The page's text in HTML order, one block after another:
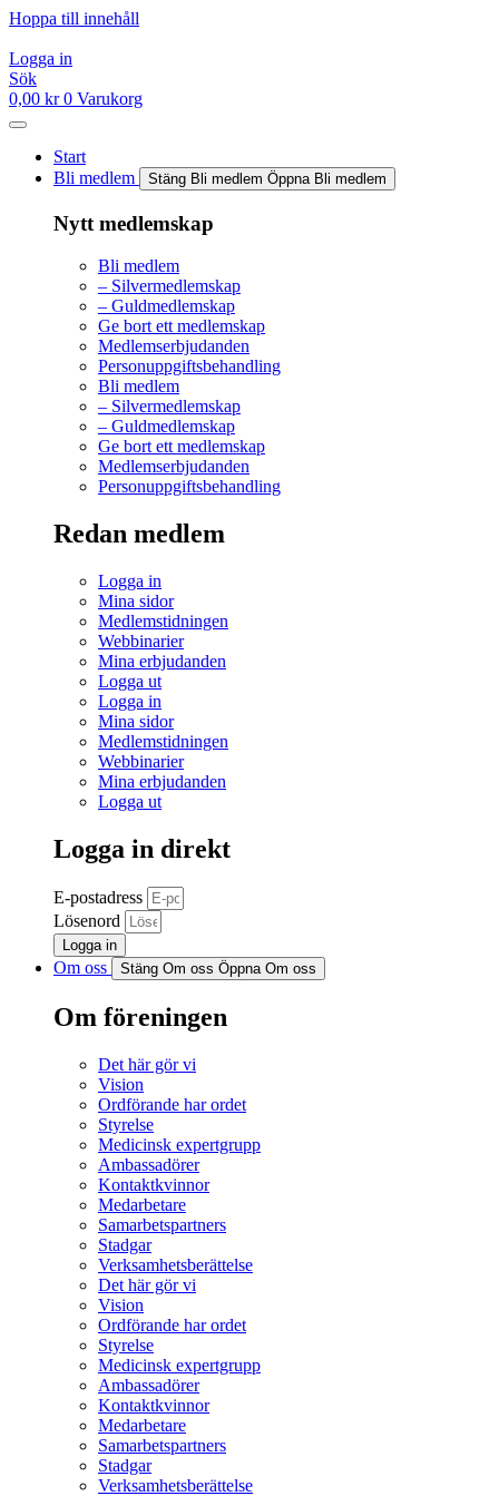
Hoppa till innehåll
Logga in
Sök
0,00 kr 0 Varukorg
Start
Bli medlem
Stäng Bli medlem Öppna Bli medlem
Nytt medlemskap
Bli medlem
– Silvermedlemskap
– Guldmedlemskap
Ge bort ett medlemskap
Medlemserbjudanden
Personuppgiftsbehandling
Bli medlem
– Silvermedlemskap
– Guldmedlemskap
Ge bort ett medlemskap
Medlemserbjudanden
Personuppgiftsbehandling
Redan medlem
Logga in
Mina sidor
Medlemstidningen
Webbinarier
Mina erbjudanden
Logga ut
Logga in
Mina sidor
Medlemstidningen
Webbinarier
Mina erbjudanden
Logga ut
Logga in direkt
E-postadress
Lösenord
Logga in
Om oss Stäng Om oss Öppna Om oss
Om föreningen
Det här gör vi
Vision
Ordförande har ordet
Styrelse
Medicinsk expertgrupp
Ambassadörer
Kontaktkvinnor
Medarbetare
Samarbetspartners
Stadgar
Verksamhetsberättelse
Det här gör vi
Vision
Ordförande har ordet
Styrelse
Medicinsk expertgrupp
Ambassadörer
Kontaktkvinnor
Medarbetare
Samarbetspartners
Stadgar
Verksamhetsberättelse